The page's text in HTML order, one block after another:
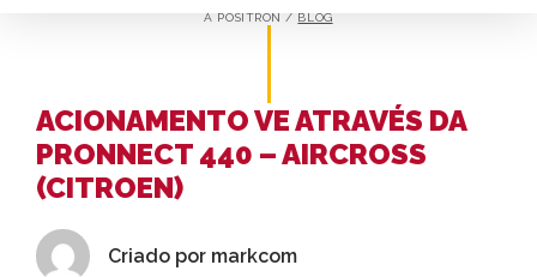
A PÓSITRON / BLOG
ACIONAMENTO VE ATRAVÉS DA
PRONNECT 440 – AIRCROSS
(CITROEN)
Criado por markcom